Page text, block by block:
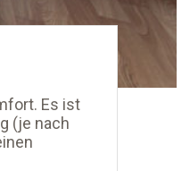
Es ist
(je nach